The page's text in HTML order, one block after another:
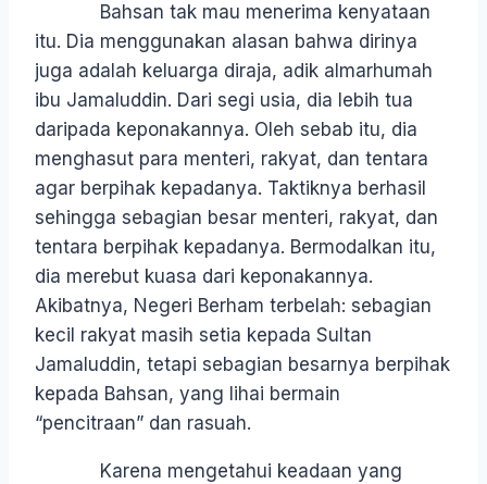
Bahsan tak mau menerima kenyataan
itu. Dia menggunakan alasan bahwa dirinya
juga adalah keluarga diraja, adik almarhumah
ibu Jamaluddin. Dari segi usia, dia lebih tua
daripada keponakannya. Oleh sebab itu, dia
menghasut para menteri, rakyat, dan tentara
agar berpihak kepadanya. Taktiknya berhasil
sehingga sebagian besar menteri, rakyat, dan
tentara berpihak kepadanya. Bermodalkan itu,
dia merebut kuasa dari keponakannya.
Akibatnya, Negeri Berham terbelah: sebagian
kecil rakyat masih setia kepada Sultan
Jamaluddin, tetapi sebagian besarnya berpihak
kepada Bahsan, yang lihai bermain
“pencitraan” dan rasuah.
Karena mengetahui keadaan yang